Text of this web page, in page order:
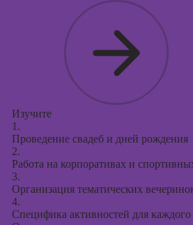
Изучите
1.
Проведение свадеб и дней рождения
2.
Работа на корпоративах и
3.
Организация тематических
4.
Специфика активностей для